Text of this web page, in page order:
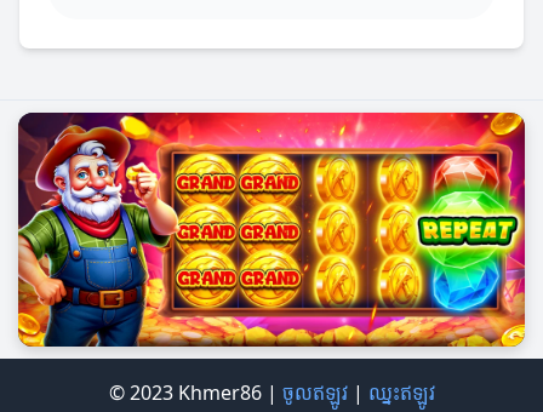
© 2023 Khmer86 | ចូលឥឡូវ| ឈ្នះឥឡូវ